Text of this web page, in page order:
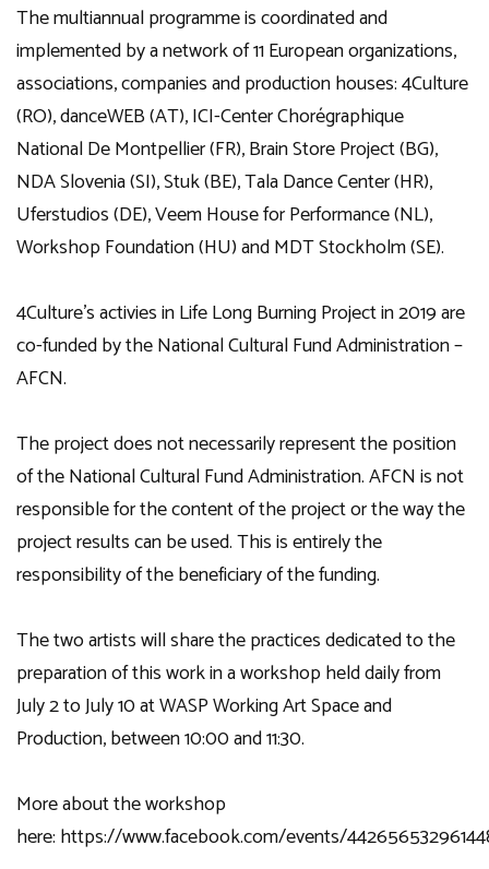
The multiannual programme is coordinated and
implemented by a network of 11 European organizations,
associations, companies and production houses: 4Culture
(RO), danceWEB (AT), ICI-Center Chorégraphique
National De Montpellier (FR), Brain Store Project (BG),
NDA Slovenia (SI), Stuk (BE), Tala Dance Center (HR),
Uferstudios (DE), Veem House for Performance (NL),
Workshop Foundation (HU) and MDT Stockholm (SE).
4Culture’s activies in Life Long Burning Project in 2019 are
co-funded by the National Cultural Fund Administration –
AFCN.
The project does not necessarily represent the position
of the National Cultural Fund Administration. AFCN is not
responsible for the content of the project or the way the
project results can be used. This is entirely the
responsibility of the beneficiary of the funding.
The two artists will share the practices dedicated to the
preparation of this work in a workshop held daily from
July 2 to July 10 at WASP Working Art Space and
Production, between 10:00 and 11:30.
More about the workshop
here: https://www.facebook.com/events/